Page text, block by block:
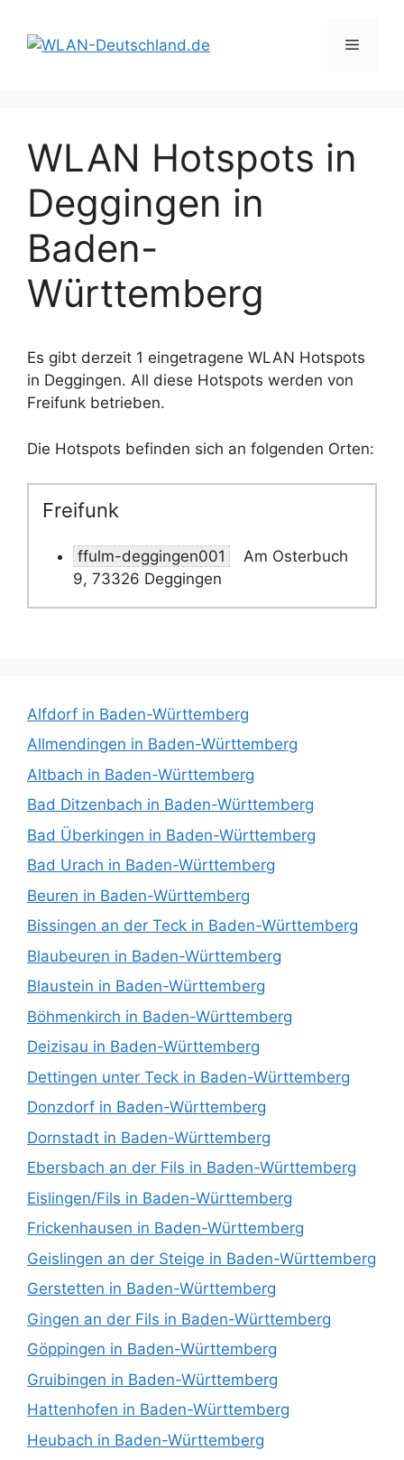
Inhalt
springen
Menü
WLAN Hotspots in
Deggingen in
Baden-
Württemberg
Es gibt derzeit 1 eingetragene WLAN Hotspots
in Deggingen. All diese Hotspots werden von
Freifunk betrieben.
Die Hotspots befinden sich an folgenden Orten:
Freifunk
ffulm-deggingen001
Am Osterbuch
9, 73326 Deggingen
Alfdorf in Baden-Württemberg
Allmendingen in Baden-Württemberg
Altbach in Baden-Württemberg
Bad Ditzenbach in Baden-Württemberg
Bad Überkingen in Baden-Württemberg
Bad Urach in Baden-Württemberg
Beuren in Baden-Württemberg
Bissingen an der Teck in Baden-Württemberg
Blaubeuren in Baden-Württemberg
Blaustein in Baden-Württemberg
Böhmenkirch in Baden-Württemberg
Deizisau in Baden-Württemberg
Dettingen unter Teck in Baden-Württemberg
Donzdorf in Baden-Württemberg
Dornstadt in Baden-Württemberg
Ebersbach an der Fils in Baden-Württemberg
Eislingen/Fils in Baden-Württemberg
Frickenhausen in Baden-Württemberg
Geislingen an der Steige in Baden-Württemberg
Gerstetten in Baden-Württemberg
Gingen an der Fils in Baden-Württemberg
Göppingen in Baden-Württemberg
Gruibingen in Baden-Württemberg
Hattenhofen in Baden-Württemberg
Heubach in Baden-Württemberg